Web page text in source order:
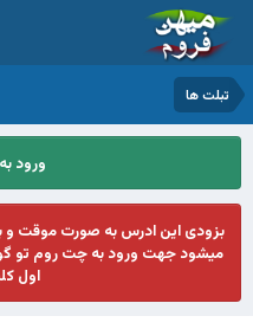
تبلت ها
ورود
بزودی این ادرس به صورت موقت و
میشود جهت ورود به چت روم تو
اول